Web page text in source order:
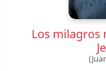
Los milagros